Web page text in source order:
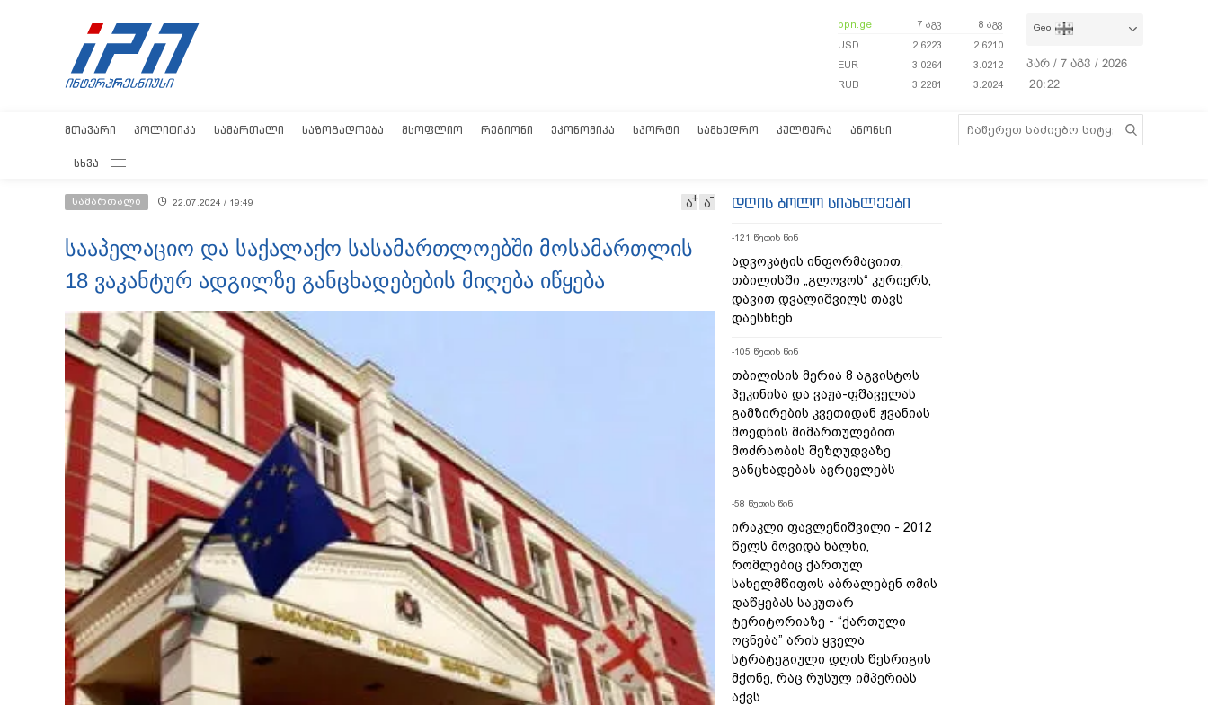
bpn.ge 7 აგვ
8 აგვ
USD
2.6223
2.6210
EUR
3.0264
3.0212
RUB
3.2281 3.2024
Geo
პარ / 7 აგვ / 2026
20:22:21
ᲛᲗᲐᲕᲐᲠᲘ ᲞᲝᲚᲘᲢᲘᲙᲐ ᲡᲐᲛᲐᲠᲗᲐᲚᲘ ᲡᲐᲖᲝᲒᲐᲓᲝᲔᲑᲐ ᲛᲡᲝᲤᲚᲘᲝ ᲠᲔᲒᲘᲝᲜᲘ ᲔᲙᲝᲜᲝᲛᲘᲙᲐ ᲡᲞᲝᲠᲢᲘ ᲡᲐᲛᲮᲔᲓᲠᲝ ᲙᲣᲚᲢᲣᲠᲐ ᲐᲜᲝᲜᲡᲘ
ᲡᲮᲕᲐ
სამართალი 22.07.2024 / 19:49 ა ა
სააპელაციო და საქალაქო სასამართლოებში მოსამართლის
18 ვაკანტურ ადგილზე განცხადებების მიღება იწყება
დღის ბოლო სიახლეები
-121 წუთის წინ
ადვოკატის ინფორმაციით,
თბილისში „გლოვოს“ კურიერს,
დავით დვალიშვილს თავს
დაესხნენ
-105 წუთის წინ
თბილისის მერია 8 აგვისტოს
პეკინისა და ვაჟა-ფშაველას
გამზირების კვეთიდან ჟვანიას
მოედნის მიმართულებით
მოძრაობის შეზღუდვაზე
განცხადებას ავრცელებს
-58 წუთის წინ
ირაკლი ფავლენიშვილი - 2012
წელს მოვიდა ხალხი,
რომლებიც ქართულ
სახელმწიფოს აბრალებენ ომის
დაწყებას საკუთარ
ტერიტორიაზე - “ქართული
ოცნება” არის ყველა
სტრატეგიული დღის წესრიგის
მქონე, რაც რუსულ იმპერიას
აქვს